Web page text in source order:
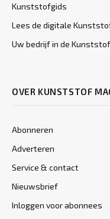
Kunststofgids
Lees de digitale
Uw bedrijf in de
OVER KUNSTSTOF
Abonneren
Adverteren
Service & contact
Nieuwsbrief
Inloggen voor abonnees